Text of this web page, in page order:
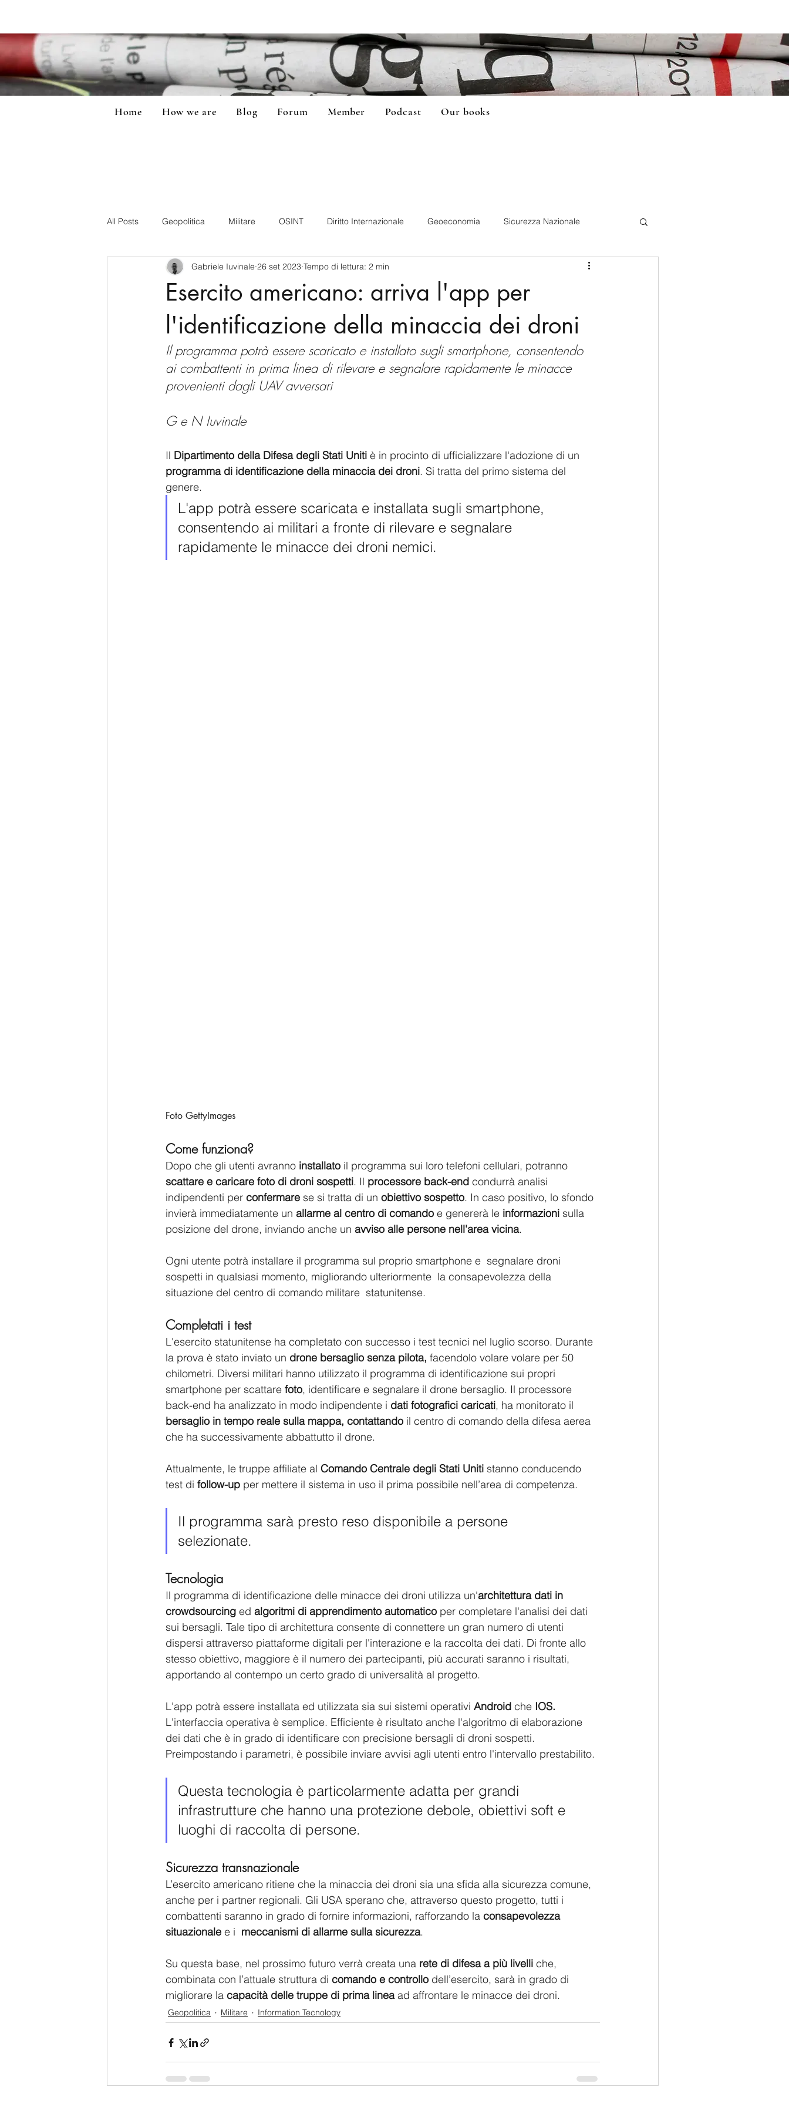
Home How we are Blog Forum Member Podcast Our books
All Posts Geopolitica Militare OSINT Diritto Internazionale Geoeconomia Sicurezza Nazionale
CyberSecurity Information Tecnology America-Latina e Caraibi (LAC)
USA Nuova Zelanda Giappone India Corea del Nord Corea del Sud
Australia Germania Europa Covid-19 Asia centrale Perù
Esercito americano: arriva l'app per
l'identificazione della minaccia dei droni
Gabriele Iuvinale 26 set 2023 Tempo di lettura: 2 min
Il programma potrà essere scaricato e installato sugli smartphone, consentendo
ai combattenti in prima linea di rilevare e segnalare rapidamente le minacce
provenienti dagli UAV avversari
G e N Iuvinale
Il Dipartimento della Difesa degli Stati Uniti è in procinto di ufficializzare l'adozione di un
programma di identificazione della minaccia dei droni. Si tratta del primo sistema del
genere.
L'app potrà essere scaricata e installata sugli smartphone,
consentendo ai militari a fronte di rilevare e segnalare
rapidamente le minacce dei droni nemici.
Foto GettyImages
Come funziona?
Dopo che gli utenti avranno installato il programma sui loro telefoni cellulari, potranno
scattare e caricare foto di droni sospetti. Il processore back-end condurrà analisi
indipendenti per confermare se si tratta di un obiettivo sospetto. In caso positivo, lo sfondo
invierà immediatamente un allarme al centro di comando e genererà le informazioni sulla
posizione del drone, inviando anche un avviso alle persone nell'area vicina.
Ogni utente potrà installare il programma sul proprio smartphone e  segnalare droni
sospetti in qualsiasi momento, migliorando ulteriormente  la consapevolezza della
situazione del centro di comando militare  statunitense.
Completati i test
L'esercito statunitense ha completato con successo i test tecnici nel luglio scorso. Durante
la prova è stato inviato un drone bersaglio senza pilota, facendolo volare volare per 50
chilometri. Diversi militari hanno utilizzato il programma di identificazione sui propri
smartphone per scattare foto, identificare e segnalare il drone bersaglio. Il processore
back-end ha analizzato in modo indipendente i dati fotografici caricati, ha monitorato il
bersaglio in tempo reale sulla mappa, contattando il centro di comando della difesa aerea
che ha successivamente abbattutto il drone.
Attualmente, le truppe affiliate al Comando Centrale degli Stati Uniti stanno conducendo
test di follow-up per mettere il sistema in uso il prima possibile nell’area di competenza.
Il programma sarà presto reso disponibile a persone
selezionate.
Tecnologia
Il programma di identificazione delle minacce dei droni utilizza un'architettura dati in
crowdsourcing ed algoritmi di apprendimento automatico per completare l'analisi dei dati
sui bersagli. Tale tipo di architettura consente di connettere un gran numero di utenti
dispersi attraverso piattaforme digitali per l'interazione e la raccolta dei dati. Di fronte allo
stesso obiettivo, maggiore è il numero dei partecipanti, più accurati saranno i risultati,
apportando al contempo un certo grado di universalità al progetto.
L'app potrà essere installata ed utilizzata sia sui sistemi operativi Android che IOS.
L'interfaccia operativa è semplice. Efficiente è risultato anche l'algoritmo di elaborazione
dei dati che è in grado di identificare con precisione bersagli di droni sospetti.
Preimpostando i parametri, è possibile inviare avvisi agli utenti entro l'intervallo prestabilito.
Questa tecnologia è particolarmente adatta per grandi
infrastrutture che hanno una protezione debole, obiettivi soft e
luoghi di raccolta di persone.
Sicurezza transnazionale
L’esercito americano ritiene che la minaccia dei droni sia una sfida alla sicurezza comune,
anche per i partner regionali. Gli USA sperano che, attraverso questo progetto, tutti i
combattenti saranno in grado di fornire informazioni, rafforzando la consapevolezza
situazionale e i meccanismi di allarme sulla sicurezza.
Su questa base, nel prossimo futuro verrà creata una rete di difesa a più livelli che,
combinata con l’attuale struttura di comando e controllo dell’esercito, sarà in grado di
migliorare la capacità delle truppe di prima linea ad affrontare le minacce dei droni.
Geopolitica Militare Information Tecnology